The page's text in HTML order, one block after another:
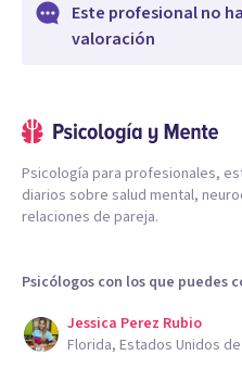
Este profesional no
valoración
Psicología para profesionales,
diarios sobre salud mental,
relaciones de pareja.
Psicólogos con los que puedes
Jessica Perez Rubio
Florida, Estados Unidos